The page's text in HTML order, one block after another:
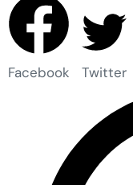
Facebook Twitter